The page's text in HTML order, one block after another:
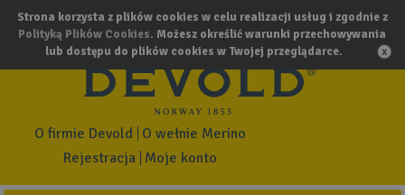
Strona korzysta z plików cookies w celu realizacji usług i zgodnie z
Polityką Plików Cookies. Możesz określić warunki przechowywania
lub dostępu do plików cookies w Twojej przeglądarce.
Rejestracja Moje konto
O firmie Devold O wełnie Merino